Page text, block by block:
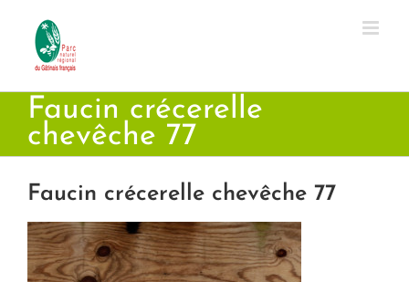
contenu
Faucin crécerelle
chevêche 77
Faucin crécerelle chevêche 77